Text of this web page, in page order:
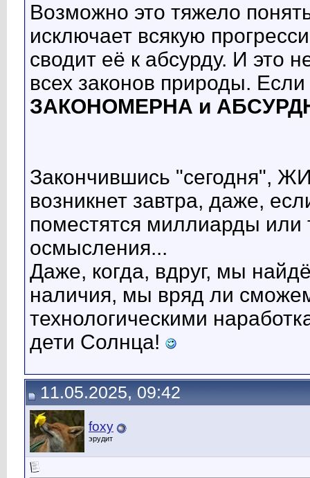
Возможно это тяжело
исключает всякую
сводит её к абсурду. И это
всех законов природы.
ЗАКОНОМЕРНА и
Закончившись "сегодня",
возникнет завтра, даже,
поместятся миллиарды или
осмысления...
Даже, когда, вдруг, мы
наличия, мы вряд ли
технологическими
дети Солнца!
11.05.2025, 09:42
foxy
эрудит